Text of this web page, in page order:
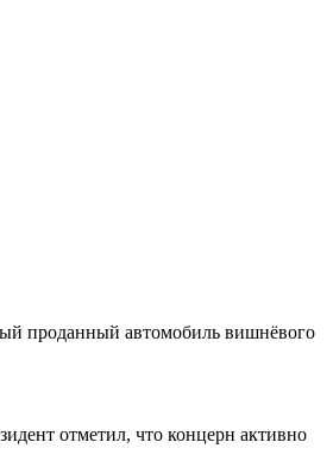
проданный автомобиль вишнёвого
отметил, что концерн активно